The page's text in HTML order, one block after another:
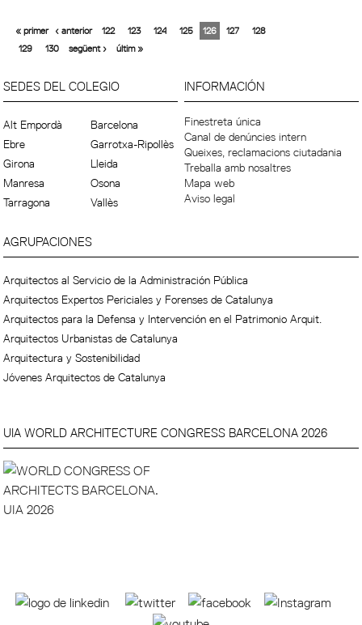
« primer ‹ anterior 122 123 124 125 126 127
128
129
130 següent › últim »
SEDES DEL COLEGIO
Alt Empordà
Barcelona
Ebre
Garrotxa-Ripollès
Girona
Lleida
Manresa
Osona
Tarragona
Vallès
INFORMACIÓN
Finestreta única
Canal de denúncies intern
Queixes, reclamacions ciutadania
Treballa amb nosaltres
Mapa web
Aviso legal
AGRUPACIONES
Arquitectos al Servicio de la Administración Pública
Arquitectos Expertos Periciales y Forenses de Catalunya
Arquitectos para la Defensa y Intervención en el Patrimonio Arquit.
Arquitectos Urbanistas de Catalunya
Arquitectura y Sostenibilidad
Jóvenes Arquitectos de Catalunya
UIA WORLD ARCHITECTURE CONGRESS BARCELONA 2026